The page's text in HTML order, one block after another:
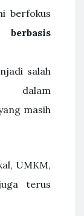
berfokus
berbasis
salah
masih
UMKM,
terus